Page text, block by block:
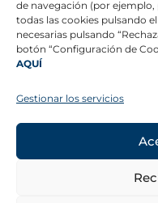
de navegación (por ejemplo,
todas las cookies pulsando
necesarias pulsando
botón “Configuración de
AQUÍ
Gestionar los servicios
Más información